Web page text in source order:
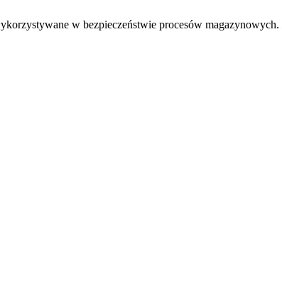
w bezpieczeństwie procesów magazynowych.